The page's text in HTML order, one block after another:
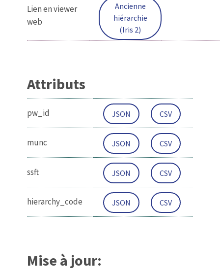
Lien en viewer
web
Ancienne
hiérarchie
(Iris 2)
Attributs
pw_id JSON CSV
munc JSON CSV
ssft JSON CSV
hierarchy_code JSON CSV
Mise à jour: